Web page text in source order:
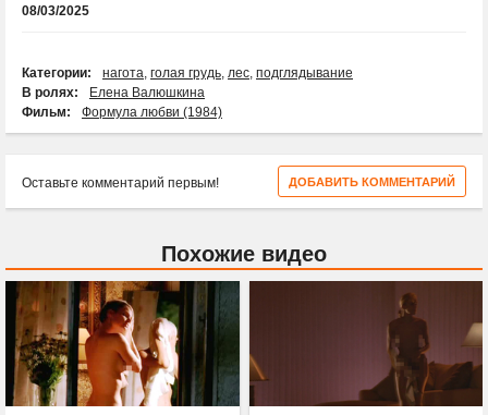
08/03/2025
Категории: нагота, голая грудь, лес, подглядывание
В ролях:
Елена Валюшкина
Фильм:
Формула любви (1984)
ДОБАВИТЬ КОММЕНТАРИЙ
Оставьте комментарий первым!
Похожие видео